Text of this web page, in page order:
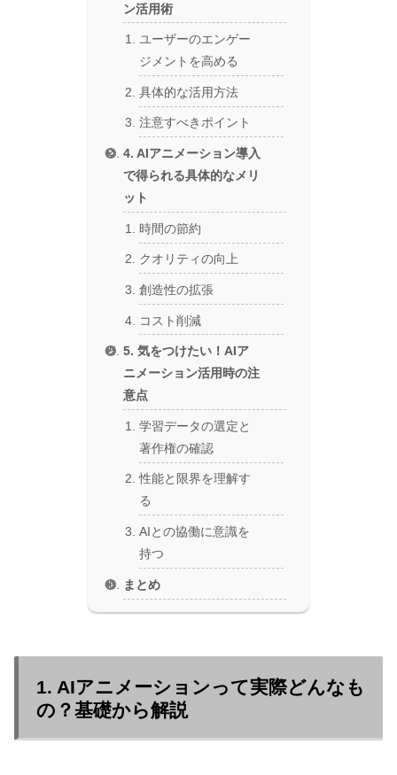
ン活用術
ユーザーのエンゲー
ジメントを高める
具体的な活用方法
注意すべきポイント
4. AIアニメーション導入
で得られる具体的なメリ
ット
時間の節約
クオリティの向上
創造性の拡張
コスト削減
5. 気をつけたい！AIア
ニメーション活用時の注
意点
学習データの選定と
著作権の確認
性能と限界を理解す
る
AIとの協働に意識を
持つ
まとめ
1. AIアニメーションって実際どんなも
の？基礎から解説